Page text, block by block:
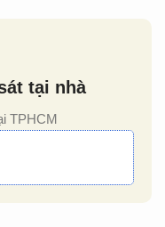
tại nhà
TPHCM